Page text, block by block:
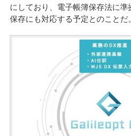
にしており、電子帳簿保存法に準
保存にも対応する予定とのことだ